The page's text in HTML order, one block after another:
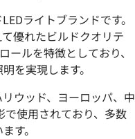
ライトブランドです。
優れたビルドクオリテ
ールを特徴としており、
を実現します。
ウッド、ヨーロッパ、中
で使用されており、多数
す。